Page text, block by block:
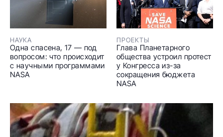
НАУКА
Одна спасена, 17 — под
вопросом: что происходит
с научными программами
NASA
ПРОЕКТЫ
Глава Планетарного
общества устроил протест
у Конгресса из-за
сокращения бюджета
NASA